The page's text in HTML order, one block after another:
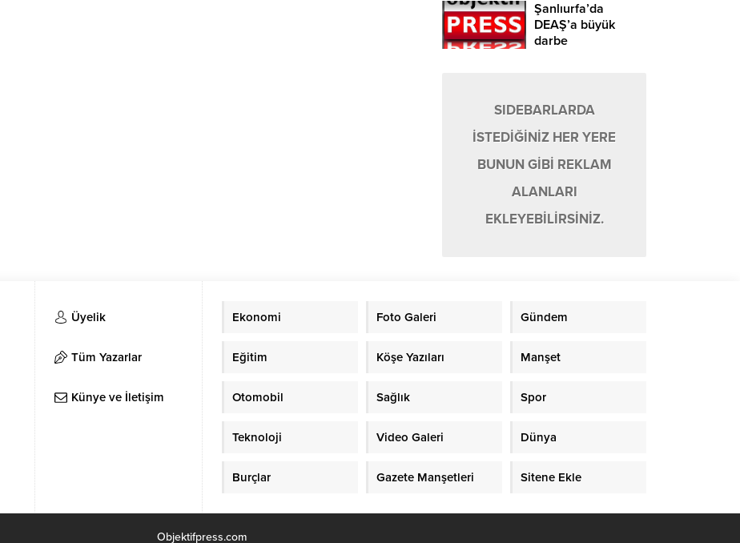
Şanlıurfa’da
DEAŞ’a büyük
darbe
SIDEBARLARDA
İSTEDİĞİNİZ HER YERE
BUNUN GİBİ REKLAM
ALANLARI
EKLEYEBİLİRSİNİZ.
Üyelik
Tüm Yazarlar
Künye ve İletişim
Ekonomi Foto Galeri Gündem
Eğitim Köşe Yazıları Manşet
Otomobil Sağlık Spor
Teknoloji Video Galeri Dünya
Burçlar Gazete Manşetleri Sitene Ekle
Objektifpress.com